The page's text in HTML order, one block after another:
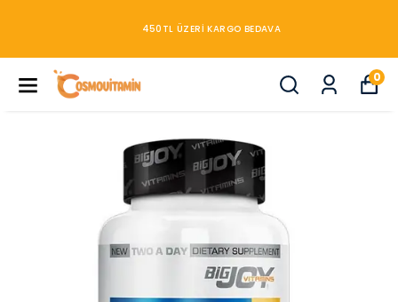
450TL ÜZERİ KARGO BEDAVA
0